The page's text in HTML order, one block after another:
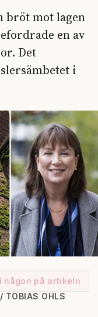
bröt mot lagen
en av
Det
i
någon på artikeln
OHLS